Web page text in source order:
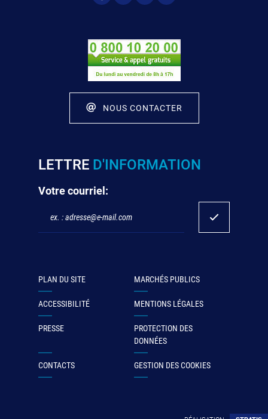
NOUS CONTACTER
LETTRE D'INFORMATION
Votre courriel:
PLAN DU SITE MARCHÉS PUBLICS
ACCESSIBILITÉ MENTIONS LÉGALES
PRESSE
PROTECTION DES
DONNÉES
CONTACTS GESTION DES COOKIES